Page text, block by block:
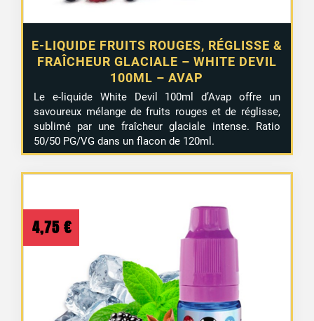
E-LIQUIDE FRUITS ROUGES, RÉGLISSE &
FRAÎCHEUR GLACIALE – WHITE DEVIL
100ML – AVAP
Le e-liquide White Devil 100ml d’Avap offre un
savoureux mélange de fruits rouges et de réglisse,
sublimé par une fraîcheur glaciale intense. Ratio
50/50 PG/VG dans un flacon de 120ml.
4,75 €